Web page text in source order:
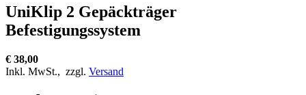
UniKlip 2 Gepäckträger
Befestigungssystem
€ 38,00
Inkl. MwSt., zzgl. Versand